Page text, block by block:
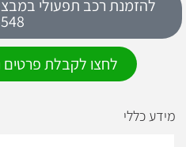
לחצו לקבלת פרטים
מידע כללי